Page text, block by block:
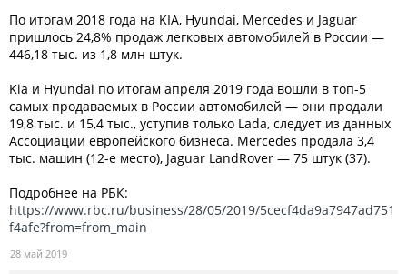
По итогам 2018 года на KIA, Hyundai, Mercedes и Jaguar
пришлось 24,8% продаж легковых автомобилей в России —
446,18 тыс. из 1,8 млн штук.
Kia и Hyundai по итогам апреля 2019 года вошли в топ-5
самых продаваемых в России автомобилей — они продали
19,8 тыс. и 15,4 тыс., уступив только Lada, следует из данных
Ассоциации европейского бизнеса. Mercedes продала 3,4
тыс. машин (12-е место), Jaguar LandRover — 75 штук (37).
Подробнее на РБК:
https://www.rbc.ru/business/28/05/2019/5cecf4da9a7947ad751
f4afe?from=from_main
28 май 2019